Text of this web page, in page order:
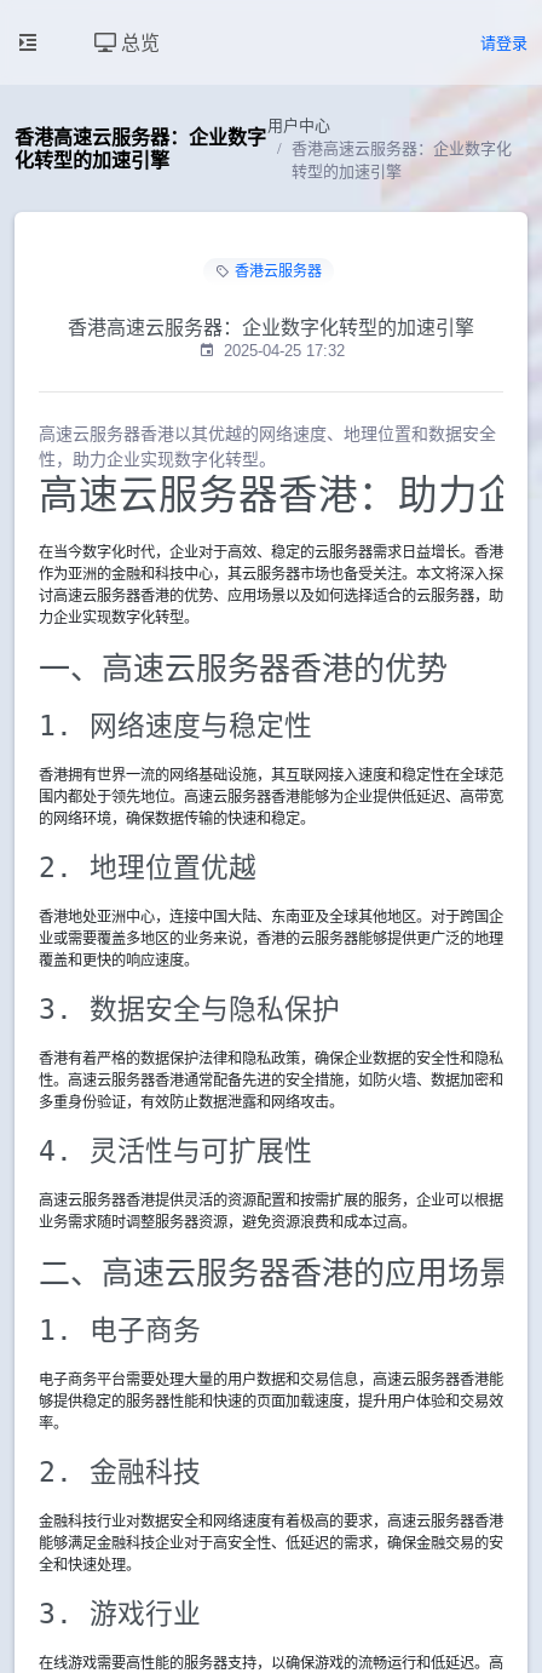
总览 请登录
香港高速云服务器：企业数字
化转型的加速引擎
用户中心
香港高速云服务器：企业数字化
转型的加速引擎
香港云服务器
香港高速云服务器：企业数字化转型的加速引擎
2025-04-25 17:32
高速云服务器香港以其优越的网络速度、地理位置和数据安全
性，助力企业实现数字化转型。
高速云服务器香港：助力企
在当今数字化时代，企业对于高效、稳定的云服务器需求日益增长。香港
作为亚洲的金融和科技中心，其云服务器市场也备受关注。本文将深入探
讨高速云服务器香港的优势、应用场景以及如何选择适合的云服务器，助
力企业实现数字化转型。
一、高速云服务器香港的优势
1. 网络速度与稳定性
香港拥有世界一流的网络基础设施，其互联网接入速度和稳定性在全球范
围内都处于领先地位。高速云服务器香港能够为企业提供低延迟、高带宽
的网络环境，确保数据传输的快速和稳定。
2. 地理位置优越
香港地处亚洲中心，连接中国大陆、东南亚及全球其他地区。对于跨国企
业或需要覆盖多地区的业务来说，香港的云服务器能够提供更广泛的地理
覆盖和更快的响应速度。
3. 数据安全与隐私保护
香港有着严格的数据保护法律和隐私政策，确保企业数据的安全性和隐私
性。高速云服务器香港通常配备先进的安全措施，如防火墙、数据加密和
多重身份验证，有效防止数据泄露和网络攻击。
4. 灵活性与可扩展性
高速云服务器香港提供灵活的资源配置和按需扩展的服务，企业可以根据
业务需求随时调整服务器资源，避免资源浪费和成本过高。
二、高速云服务器香港的应用场景
1. 电子商务
电子商务平台需要处理大量的用户数据和交易信息，高速云服务器香港能
够提供稳定的服务器性能和快速的页面加载速度，提升用户体验和交易效
率。
2. 金融科技
金融科技行业对数据安全和网络速度有着极高的要求，高速云服务器香港
能够满足金融科技企业对于高安全性、低延迟的需求，确保金融交易的安
全和快速处理。
3. 游戏行业
在线游戏需要高性能的服务器支持，以确保游戏的流畅运行和低延迟。高